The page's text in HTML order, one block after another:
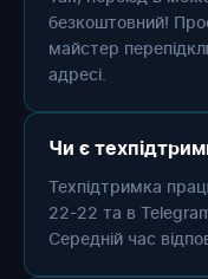
безкоштовний!
майстер
адресі.
Чи є
Техпідтримка
22-22 та в
Середній час